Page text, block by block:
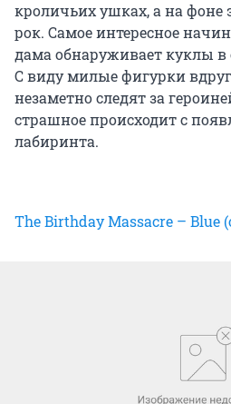
кроличьих ушках, а на фоне
рок. Самое интересное
дама обнаруживает куклы в
С виду милые фигурки
незаметно следят за
страшное происходит с
лабиринта.
The Birthday Massacre – Blue